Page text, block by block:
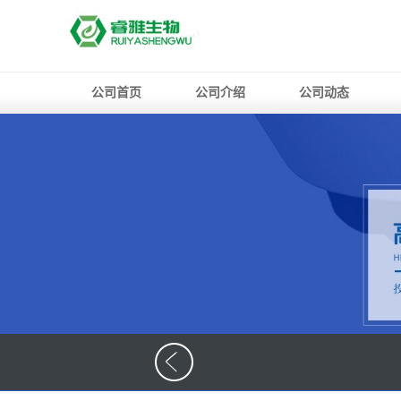
公司首页 公司介绍 公司动态